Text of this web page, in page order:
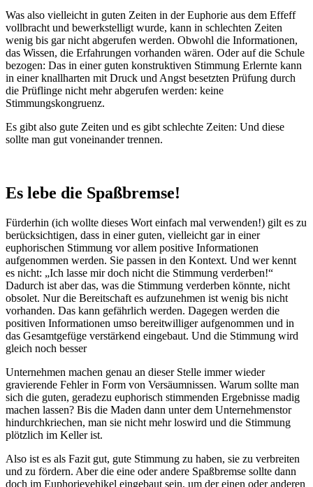
Was also vielleicht in guten Zeiten in der Euphorie aus dem Effeff
vollbracht und bewerkstelligt wurde, kann in schlechten Zeiten
wenig bis gar nicht abgerufen werden. Obwohl die Informationen,
das Wissen, die Erfahrungen vorhanden wären. Oder auf die Schule
bezogen: Das in einer guten konstruktiven Stimmung Erlernte kann
in einer knallharten mit Druck und Angst besetzten Prüfung durch
die Prüflinge nicht mehr abgerufen werden: keine
Stimmungskongruenz.
Es gibt also gute Zeiten und es gibt schlechte Zeiten: Und diese
sollte man gut voneinander trennen.
Es lebe die Spaßbremse!
Fürderhin (ich wollte dieses Wort einfach mal verwenden!) gilt es zu
berücksichtigen, dass in einer guten, vielleicht gar in einer
euphorischen Stimmung vor allem positive Informationen
aufgenommen werden. Sie passen in den Kontext. Und wer kennt
es nicht: „Ich lasse mir doch nicht die Stimmung verderben!“
Dadurch ist aber das, was die Stimmung verderben könnte, nicht
obsolet. Nur die Bereitschaft es aufzunehmen ist wenig bis nicht
vorhanden. Das kann gefährlich werden. Dagegen werden die
positiven Informationen umso bereitwilliger aufgenommen und in
das Gesamtgefüge verstärkend eingebaut. Und die Stimmung wird
gleich noch besser
Unternehmen machen genau an dieser Stelle immer wieder
gravierende Fehler in Form von Versäumnissen. Warum sollte man
sich die guten, geradezu euphorisch stimmenden Ergebnisse madig
machen lassen? Bis die Maden dann unter dem Unternehmenstor
hindurchkriechen, man sie nicht mehr loswird und die Stimmung
plötzlich im Keller ist.
Also ist es als Fazit gut, gute Stimmung zu haben, sie zu verbreiten
und zu fördern. Aber die eine oder andere Spaßbremse sollte dann
doch im Euphorievehikel eingebaut sein, um der einen oder anderen